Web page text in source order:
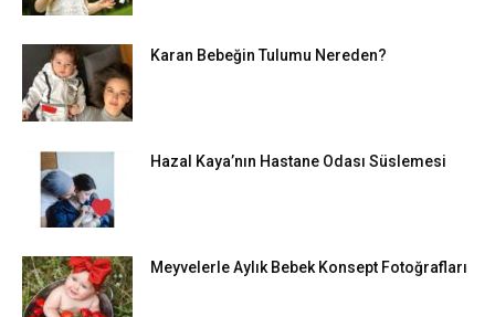
Karan Bebeğin Tulumu Nereden?
Hazal Kaya’nın Hastane Odası Süslemesi
Meyvelerle Aylık Bebek Konsept Fotoğrafları